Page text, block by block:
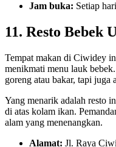
Jam buka: Setiap
11. Resto Bebek
Tempat makan di Ciwidey
menikmati menu lauk
goreng atau bakar, tapi juga
Yang menarik adalah resto
di atas kolam ikan.
alam yang menenangkan.
Alamat: Jl. Raya